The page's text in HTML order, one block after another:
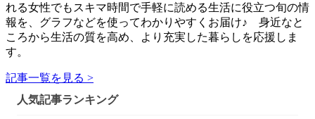
れる女性でもスキマ時間で手軽に読める生活に役立つ旬の情
報を、グラフなどを使ってわかりやすくお届け♪ 身近なと
ころから生活の質を高め、より充実した暮らしを応援しま
す。
記事一覧を見る >
人気記事ランキング